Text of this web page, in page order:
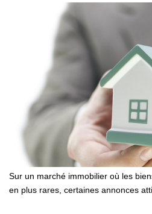
Sur un marché immobilier où les
en plus rares, certaines annonces